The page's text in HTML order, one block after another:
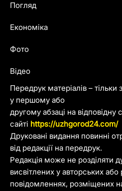
Передрук матеріалів –
у першому або
другому абзаці на відповідну
сайті https://uzhgorod24.com/
Друковані видання повинні
від редакції на передрук.
Редакція може не розділяти
висвітлених у авторських
повідомленнях, розміщених
Погляд
Економіка
Фото
Відео